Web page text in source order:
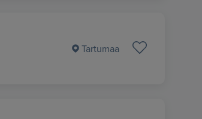
Tartumaa